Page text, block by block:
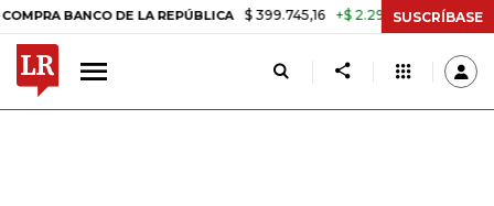
LA REPÚBLICA $ 399.745,16 +$ 2.295,71 +0,58% TASA DE USURA
SUSCRÍBASE